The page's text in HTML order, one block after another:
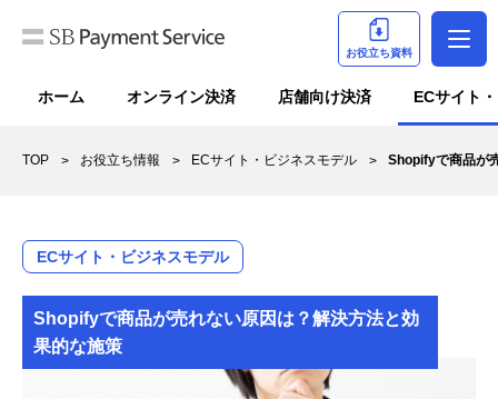
お役立ち資料
ホーム オンライン決済 店舗向け決済 ECサイト
TOP お役立ち情報 ECサイト・ビジネスモデル Shopifyで商品が
ECサイト・ビジネスモデル
Shopifyで商品が売れない原因は？解決方法と効
果的な施策